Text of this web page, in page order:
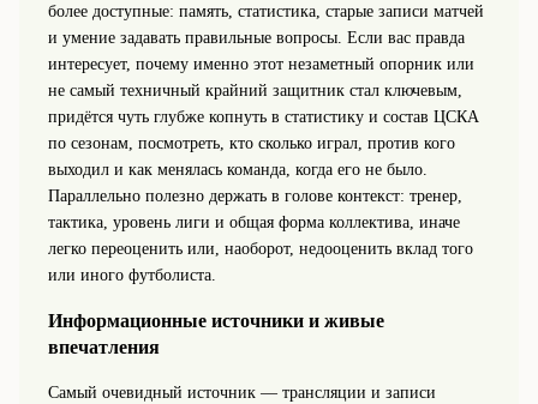
более доступные: память, статистика, старые записи матчей
и умение задавать правильные вопросы. Если вас правда
интересует, почему именно этот незаметный опорник или
не самый техничный крайний защитник стал ключевым,
придётся чуть глубже копнуть в статистику и состав ЦСКА
по сезонам, посмотреть, кто сколько играл, против кого
выходил и как менялась команда, когда его не было.
Параллельно полезно держать в голове контекст: тренер,
тактика, уровень лиги и общая форма коллектива, иначе
легко переоценить или, наоборот, недооценить вклад того
или иного футболиста.
Информационные источники и живые
впечатления
Самый очевидный источник — трансляции и записи